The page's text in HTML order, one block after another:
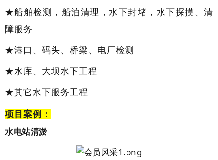
★船舶检测 ，船泊清理，水下封堵 ， 水下探摸 、清
障服务
★港口、码头、桥梁、电厂检测
★水库、大坝水下工程
★其它水下服务工程
项目案例：
水电站清淤